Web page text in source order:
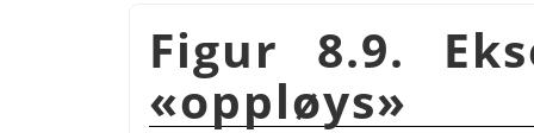
Figur 8.9.
«oppløys»